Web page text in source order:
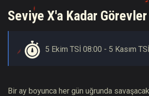
Seviye X'a Kadar Görevler
5 Ekim TSİ 08:00 - 5 Kasım
Bir ay boyunca her gün uğrunda